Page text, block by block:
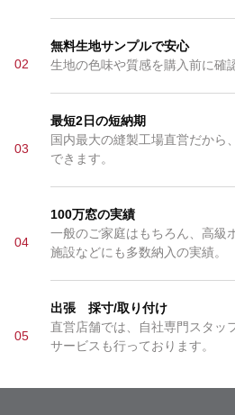
02
無料生地サンプルで安心
生地の色味や質感を購入前に確
03
最短2日の短納期
国内最大の縫製工場直営だから
できます。
04
100万窓の実績
一般のご家庭はもちろん、高級
施設などにも多数納入の実績。
05
出張 採寸/取り付け
直営店舗では、自社専門スタッ
サービスも行っております。